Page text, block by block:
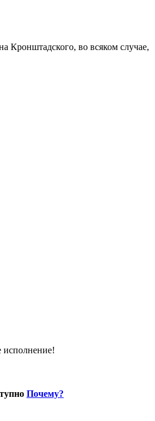
Кронштадского, во всяком случае,
исполнение!
Почему?